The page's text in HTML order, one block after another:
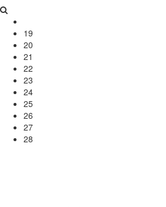
19
20
21
22
23
24
25
26
27
28